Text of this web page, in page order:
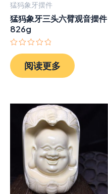
猛犸象牙摆件
猛犸象牙三头六臂观音摆件
826g
评
分
0
&sol;
阅读更多